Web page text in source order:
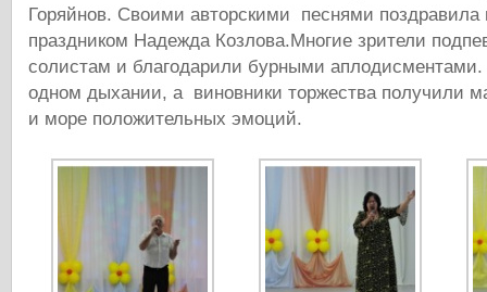
Горяйнов. Своими авторскими песнями поздравила
праздником Надежда Козлова.Многие зрители
солистам и благодарили бурными
одном дыхании, а виновники торжества получили
и море положительных эмоций.